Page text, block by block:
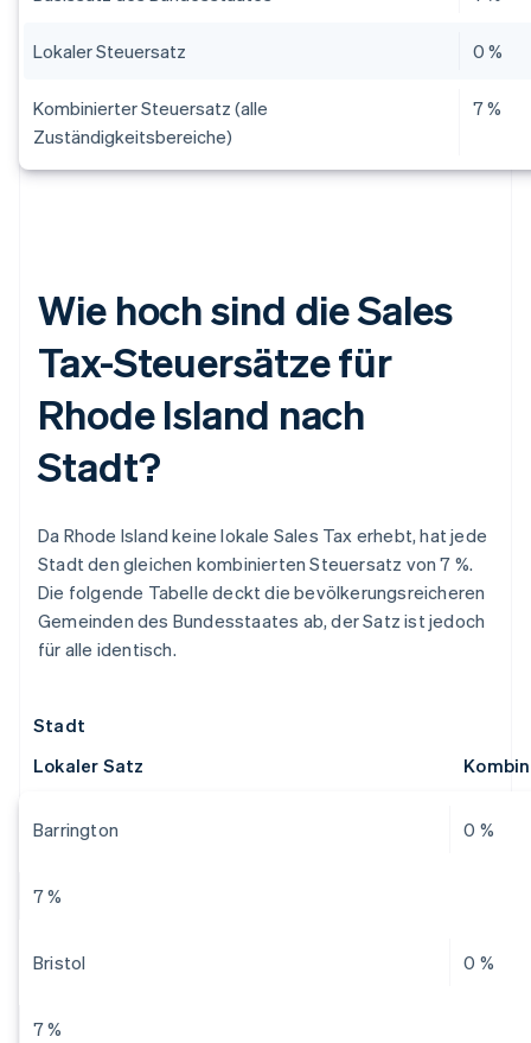
Lokaler Steuersatz 0 %
Kombinierter Steuersatz (alle
Zuständigkeitsbereiche)
7 %
Wie hoch sind die Sales
Tax-Steuersätze für
Rhode Island nach
Stadt?
Da Rhode Island keine lokale Sales Tax erhebt, hat jede
Stadt den gleichen kombinierten Steuersatz von 7 %.
Die folgende Tabelle deckt die bevölkerungsreicheren
Gemeinden des Bundesstaates ab, der Satz ist jedoch
für alle identisch.
Stadt
Lokaler Satz
Barrington 0 %
7 %
Bristol 0 %
7 %